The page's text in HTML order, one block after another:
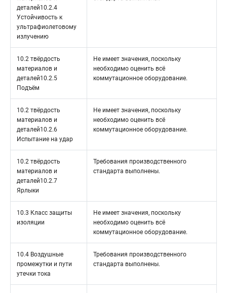
деталей10.2.4
Устойчивость к
ультрафиолетовому
излучению
10.2 твёрдость
материалов и
деталей10.2.5
Подъём
Не имеет значения, поскольку
необходимо оценить всё
коммутационное оборудование.
10.2 твёрдость
материалов и
деталей10.2.6
Испытание на удар
Не имеет значения, поскольку
необходимо оценить всё
коммутационное оборудование.
10.2 твёрдость
материалов и
деталей10.2.7
Ярлыки
Требования производственного
стандарта выполнены.
10.3 Класс защиты
изоляции
Не имеет значения, поскольку
необходимо оценить всё
коммутационное оборудование.
10.4 Воздушные
промежутки и пути
утечки тока
Требования производственного
стандарта выполнены.